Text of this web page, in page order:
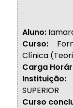
Aluno:
Curso:
Clínica
Carga
Instituição:
SUPERIOR
Curso